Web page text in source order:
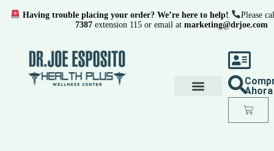
Ahora
Having trouble placing your order? We’re here to help!
Please
7387 extension 115 or email at marketing@drjoe.com